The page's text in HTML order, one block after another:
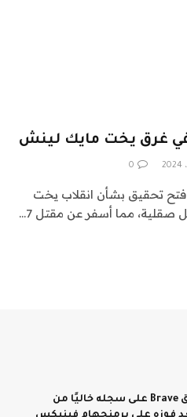
في غرق يخت مايك لينش
0
فتح تحقيق بشأن انقلاب يخت
مما أسفر عن مقتل 7…
حافظ فريق Brave على سجله خاليًا من